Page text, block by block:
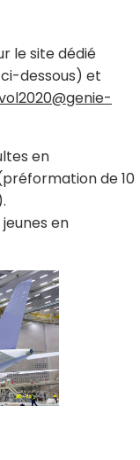
le site dédié
dessous) et
en
de 10
en